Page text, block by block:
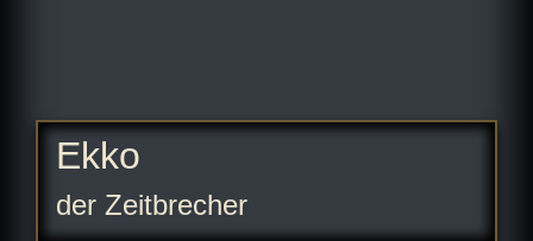
Ekko
der Zeitbrecher